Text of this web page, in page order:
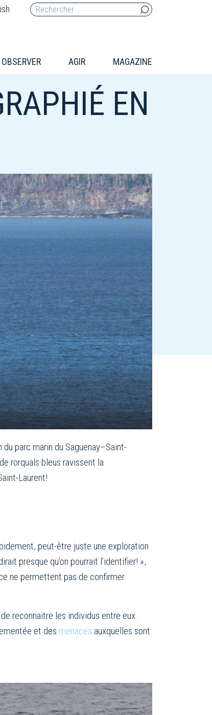
OBSERVER AGIR MAGAZINE
EN
parc marin du Saguenay–Saint-
rorquals bleus ravissent la
Laurent!
peut-être juste une exploration
presque qu’on pourrait l’identifier! »,
ne permettent pas de confirmer
reconnaitre les individus entre eux.
et des menaces auxquelles sont